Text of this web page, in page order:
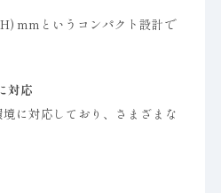
mmというコンパクト設計で
対応
に対応しており、さまざまな